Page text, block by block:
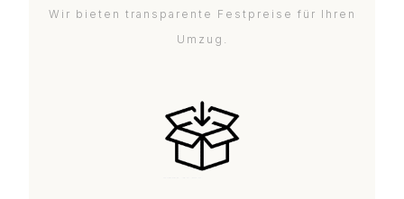
Wir bieten transparente Festpreise für Ihren
Umzug.